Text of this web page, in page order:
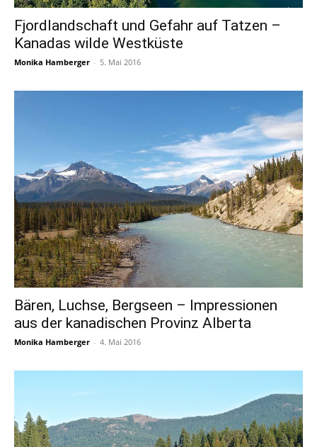
Fjordlandschaft und Gefahr auf Tatzen –
Kanadas wilde Westküste
Monika Hamberger - 5. Mai 2016
Bären, Luchse, Bergseen – Impressionen
aus der kanadischen Provinz Alberta
Monika Hamberger - 4. Mai 2016